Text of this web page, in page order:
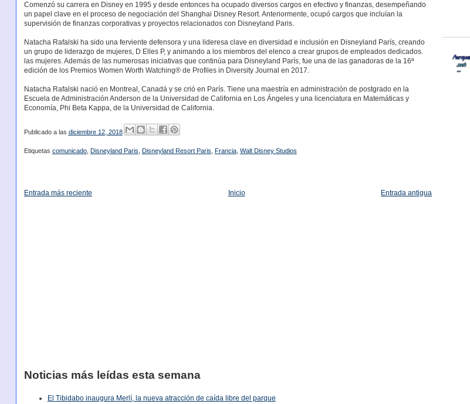
Comenzó su carrera en Disney en 1995 y desde entonces ha ocupado diversos cargos en efectivo y finanzas, desempeñando
un papel clave en el proceso de negociación del Shanghai Disney Resort. Anteriormente, ocupó cargos que incluían la
supervisión de finanzas corporativas y proyectos relacionados con Disneyland Paris.
Natacha Rafalski ha sido una ferviente defensora y una lideresa clave en diversidad e inclusión en Disneyland París, creando
un grupo de liderazgo de mujeres, D Elles P, y animando a los miembros del elenco a crear grupos de empleados dedicados.
las mujeres. Además de las numerosas iniciativas que continúa para Disneyland París, fue una de las ganadoras de la 16ª
edición de los Premios Women Worth Watching® de Profiles in Diversity Journal en 2017.
Natacha Rafalski nació en Montreal, Canadá y se crió en París. Tiene una maestría en administración de postgrado en la
Escuela de Administración Anderson de la Universidad de California en Los Ángeles y una licenciatura en Matemáticas y
Economía, Phi Beta Kappa, de la Universidad de California.
Publicado a las diciembre 12, 2018
Etiquetas comunicado, Disneyland Paris Disneyland Resort Paris Francia, Walt Disney Studios
Entrada más reciente Entrada antigua
Inicio
Noticias más leídas esta semana
El Tibidabo inaugura Merlí, la nueva atracción de caída libre del parque